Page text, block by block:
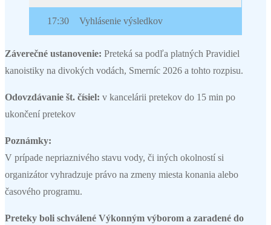
17:30 Vyhlásenie výsledkov
Záverečné ustanovenie: Preteká sa podľa platných Pravidiel
kanoistiky na divokých vodách, Smerníc 2026 a tohto rozpisu.
Odovzdávanie št. čísiel: v kancelárii pretekov do 15 min po
ukončení pretekov
Poznámky:
V prípade nepriaznivého stavu vody, či iných okolností si
organizátor vyhradzuje právo na zmeny miesta konania alebo
časového programu.
Preteky boli schválené Výkonným výborom a zaradené do